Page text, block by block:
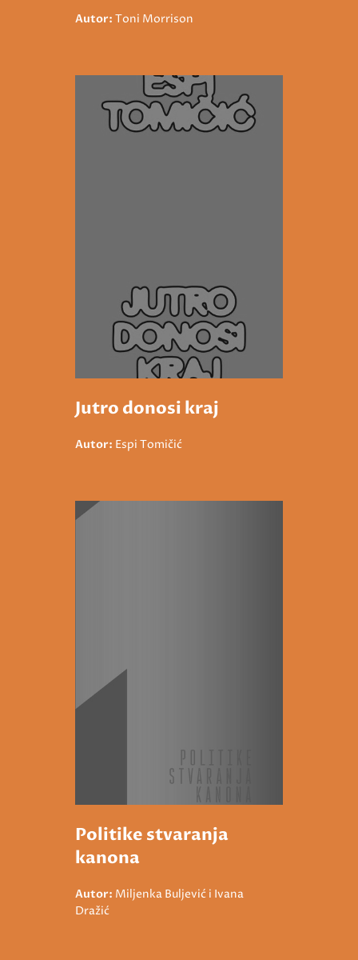
Autor: Toni Morrison
Jutro donosi kraj
Autor: Espi Tomičić
Politike stvaranja
kanona
Autor: Miljenka Buljević i Ivana
Dražić